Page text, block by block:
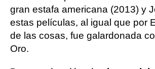
gran estafa americana (2013) y
estas películas, al igual que por
de las cosas, fue galardonada
Oro.